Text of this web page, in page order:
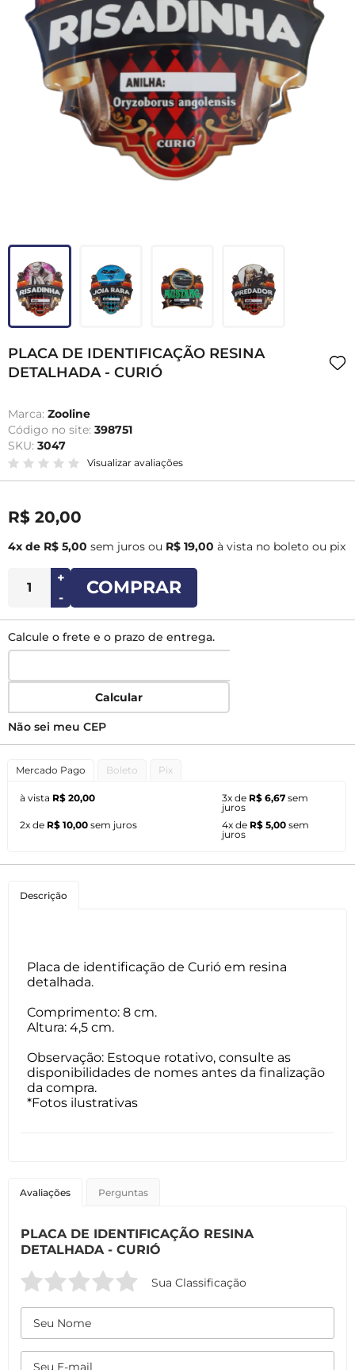
PLACA DE IDENTIFICAÇÃO RESINA
DETALHADA - CURIÓ
Marca: Zooline
Código no site: 398751
SKU: 3047
Visualizar avaliações
R$ 20,00
4x de R$ 5,00 sem juros ou R$ 19,00 à vista no boleto ou pix
+
-
COMPRAR
Calcule o frete e o prazo de entrega.
Calcular
Não sei meu CEP
Mercado Pago Boleto Pix
à vista R$ 20,00
2x de R$ 10,00 sem juros
3x de R$ 6,67 sem
juros
4x de R$ 5,00 sem
juros
Descrição
Placa de identificação de Curió em resina
detalhada.
Comprimento: 8 cm.
Altura: 4,5 cm.
Observação: Estoque rotativo, consulte as
disponibilidades de nomes antes da finalização
da compra.
*Fotos ilustrativas
Avaliações Perguntas
PLACA DE IDENTIFICAÇÃO RESINA
DETALHADA - CURIÓ
Sua Classificação